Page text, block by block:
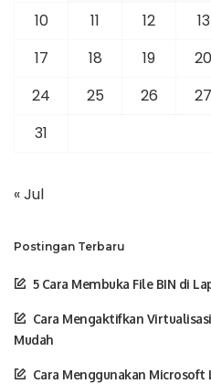
10
11 12 13
17
18 19 20
24
25 26 27
31
« Jul
Postingan Terbaru
5 Cara Membuka File BIN di
Cara Mengaktifkan
Mudah
Cara Menggunakan